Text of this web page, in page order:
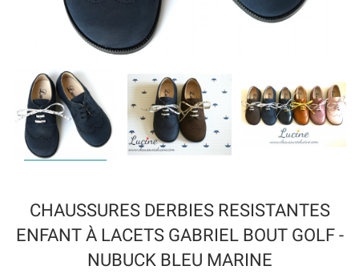
CHAUSSURES DERBIES RESISTANTES
ENFANT À LACETS GABRIEL BOUT GOLF -
NUBUCK BLEU MARINE